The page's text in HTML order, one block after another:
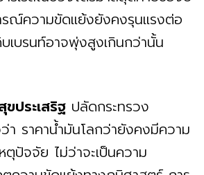
รณ์ความขัดแย้งยังคงรุนแรงต่อ
เบรนท์อาจพุ่งสูงเกินกว่านั้น
ประเสริฐ ปลัดกระทรวง
ราคานํ้ามันโลกว่ายังคงมีความ
ตุปัจจัย ไม่ว่าจะเป็นความ